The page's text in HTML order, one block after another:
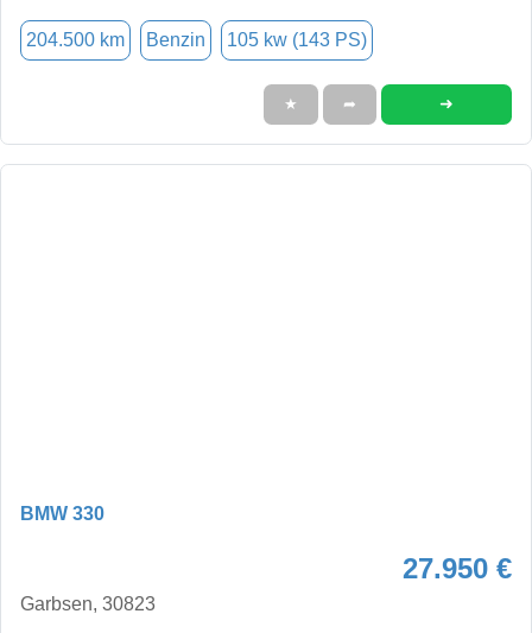
204.500 km Benzin 105 kw (143 PS)
★ ➦ ➜
BMW 330
27.950 €
Garbsen, 30823